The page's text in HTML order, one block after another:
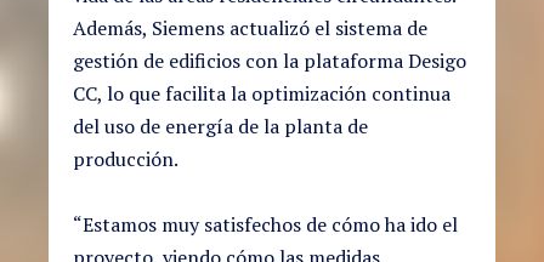
Además, Siemens actualizó el sistema de
gestión de edificios con la plataforma Desigo
CC, lo que facilita la optimización continua
del uso de energía de la planta de
producción.
“Estamos muy satisfechos de cómo ha ido el